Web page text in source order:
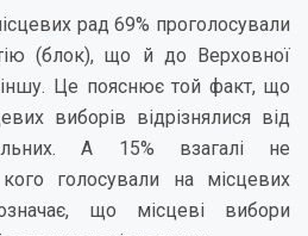
рад 69% проголосували
(блок), що й до Верховної
Це пояснює той факт, що
виборів відрізнялися від
А 15% взагалі не
голосували на місцевих
що місцеві вибори